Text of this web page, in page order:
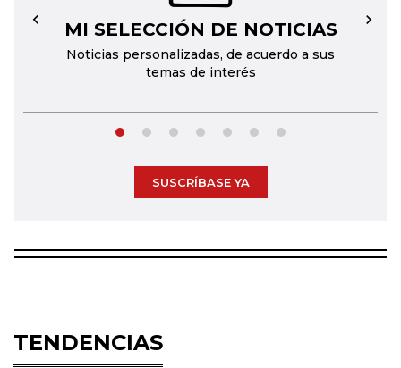
MI SELECCIÓN DE NOTICIAS
Noticias personalizadas, de acuerdo a sus
temas de interés
← →
SUSCRÍBASE YA
TENDENCIAS